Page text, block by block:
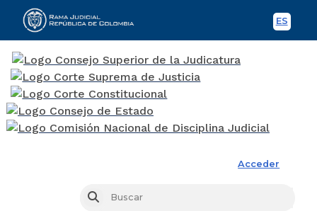
ES
Acceder
Buscar